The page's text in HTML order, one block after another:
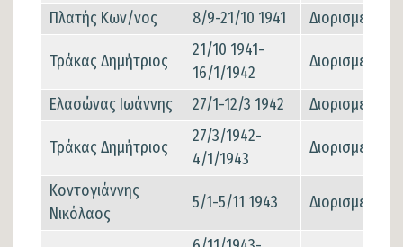
Πλατής Κων/νος 8/9-21/10 1941 Διορισμένος
Τράκας Δημήτριος
21/10 1941-
16/1/1942
Διορισμένος
Ελασώνας Ιωάννης 27/1-12/3 1942 Διορισμένος
Τράκας Δημήτριος
27/3/1942-
4/1/1943
Διορισμένος
Κοντογιάννης
Νικόλαος
5/1-5/11 1943 Διορισμένος